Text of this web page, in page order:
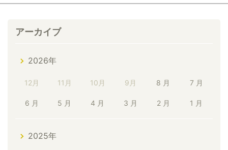
アーカイブ
2026年
12月 11月 10月 9月 8 月 7 月
6 月 5 月 4 月 3 月 2 月 1 月
2025年